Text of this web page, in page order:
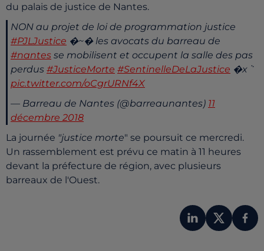
du palais de justice de Nantes.
NON au projet de loi de programmation justice
#PJLJustice �~�️ les avocats du barreau de
#nantes se mobilisent et occupent la salle des pas
perdus #JusticeMorte #SentinelleDeLaJustice �xܵ
pic.twitter.com/oCgrURNf4X
— Barreau de Nantes (@barreaunantes) 11
décembre 2018
La journée "justice morte" se poursuit ce mercredi.
Un rassemblement est prévu ce matin à 11 heures
devant la préfecture de région, avec plusieurs
barreaux de l'Ouest.